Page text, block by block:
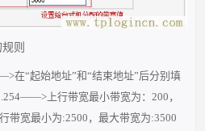
则
在“起始地址”和“结束地址”后分别填
上行带宽最小带宽为：200，
宽最小为:2500，最大带宽为:3500